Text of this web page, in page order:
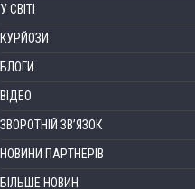
У СВІТІ
КУРЙОЗИ
БЛОГИ
ВІДЕО
ЗВОРОТНІЙ ЗВ’ЯЗОК
НОВИНИ ПАРТНЕРІВ
БІЛЬШЕ НОВИН